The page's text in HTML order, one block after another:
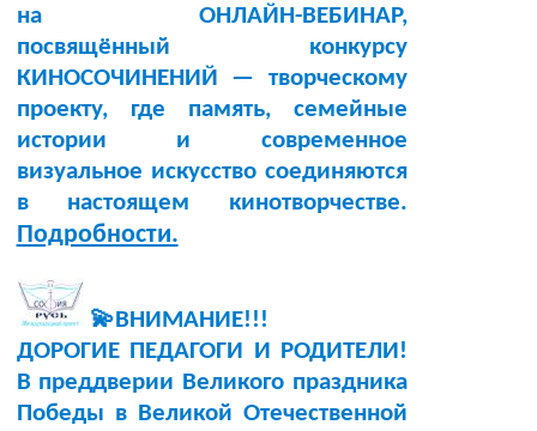
на ОНЛАЙН-ВЕБИНАР,
посвящённый конкурсу
КИНОСОЧИНЕНИЙ — творческому
проекту, где память, семейные
истории и современное
визуальное искусство соединяются
в настоящем кинотворчестве.
Подробности.
💫ВНИМАНИЕ!!!
ДОРОГИЕ ПЕДАГОГИ И РОДИТЕЛИ!
В преддверии Великого праздника
Победы в Великой Отечественной